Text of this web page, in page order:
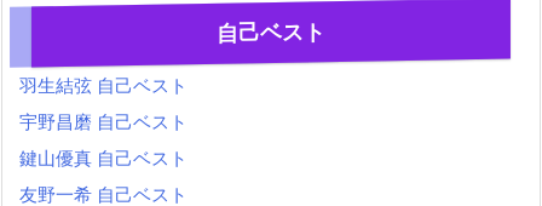
自己ベスト
羽生結弦 自己ベスト
宇野昌磨 自己ベスト
鍵山優真 自己ベスト
友野一希 自己ベスト